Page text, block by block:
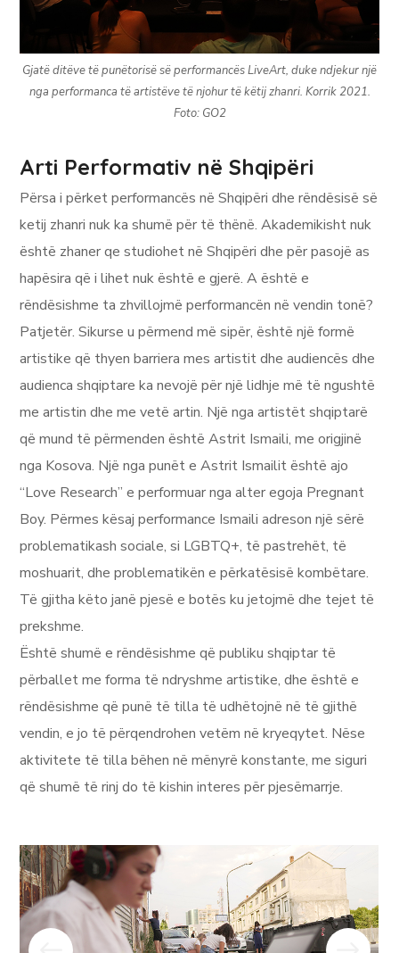
Gjatë ditëve të punëtorisë së performancës LiveArt, duke ndjekur një
nga performanca të artistëve të njohur të këtij zhanri. Korrik 2021.
Foto: GO2
Arti Performativ në Shqipëri
Përsa i përket performancës në Shqipëri dhe rëndësisë së
ketij zhanri nuk ka shumë për të thënë. Akademikisht nuk
është zhaner qe studiohet në Shqipëri dhe për pasojë as
hapësira që i lihet nuk është e gjerë. A është e
rëndësishme ta zhvillojmë performancën në vendin tonë?
Patjetër. Sikurse u përmend më sipër, është një formë
artistike që thyen barriera mes artistit dhe audiencës dhe
audienca shqiptare ka nevojë për një lidhje më të ngushtë
me artistin dhe me vetë artin. Një nga artistët shqiptarë
që mund të përmenden është Astrit Ismaili, me origjinë
nga Kosova. Një nga punët e Astrit Ismailit është ajo
“Love Research” e performuar nga alter egoja Pregnant
Boy. Përmes kësaj performance Ismaili adreson një sërë
problematikash sociale, si LGBTQ+, të pastrehët, të
moshuarit, dhe problematikën e përkatësisë kombëtare.
Të gjitha këto janë pjesë e botës ku jetojmë dhe tejet të
prekshme.
Është shumë e rëndësishme që publiku shqiptar të
përballet me forma të ndryshme artistike, dhe është e
rëndësishme që punë të tilla të udhëtojnë në të gjithë
vendin, e jo të përqendrohen vetëm në kryeqytet. Nëse
aktivitete të tilla bëhen në mënyrë konstante, me siguri
që shumë të rinj do të kishin interes për pjesëmarrje.